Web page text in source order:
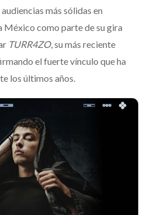
más sólidas en
México como parte de su gira
TURR4ZO, su más reciente
el fuerte vínculo que ha
los últimos años.